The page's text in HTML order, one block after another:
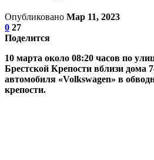
Опубликовано Мар 11, 2023
0 27
Поделится
10 марта около 08:20 часов по
Брестской Крепости вблизи дома
автомобиля «Volkswagen» в
крепости.